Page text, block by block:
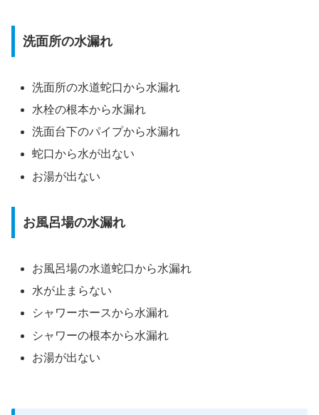
洗面所の水漏れ
洗面所の水道蛇口から水漏れ
水栓の根本から水漏れ
洗面台下のパイプから水漏れ
蛇口から水が出ない
お湯が出ない
お風呂場の水漏れ
お風呂場の水道蛇口から水漏れ
水が止まらない
シャワーホースから水漏れ
シャワーの根本から水漏れ
お湯が出ない